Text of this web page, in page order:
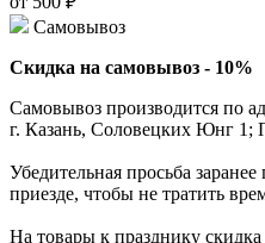
Самовывоз
Скидка на самовывоз - 10%
Самовывоз производится по
г. Казань, Соловецких Юнг 1;
Убедительная просьба
приезде, чтобы не тратить
На товары к празднику скидка